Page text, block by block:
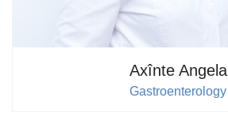
Axînte Angela
Gastroenterology